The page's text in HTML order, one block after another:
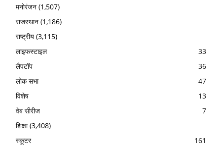
मनोरंजन (1,507)
राजस्थान (1,186)
राष्ट्रीय (3,115)
लाइफस्टाइल
33
लैपटॉप
36
लोक सभा
47
विशेष
13
वेब सीरीज
7
शिक्षा(3,408)
स्कूटर
161